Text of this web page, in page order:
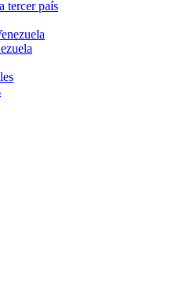
tercer país